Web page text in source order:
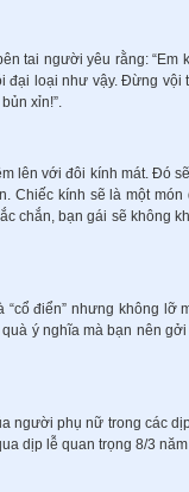
tai người yêu rằng: “Em
đại loại như vậy. Đừng
xỉn!”.
lên với đôi kính mát. Đó
Chiếc kính sẽ là một
chắn, bạn gái sẽ không
“cổ điển” nhưng không lỡ
ý nghĩa mà bạn nên
người phụ nữ trong các
dịp lễ quan trọng 8/3